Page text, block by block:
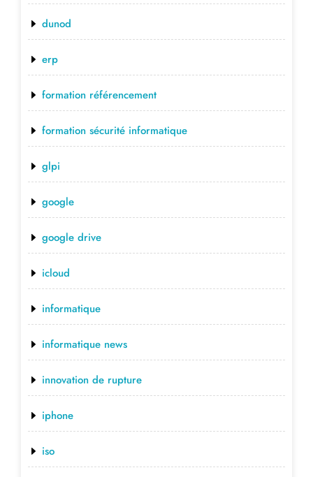
dunod
erp
formation référencement
formation sécurité informatique
glpi
google
google drive
icloud
informatique
informatique news
innovation de rupture
iphone
iso